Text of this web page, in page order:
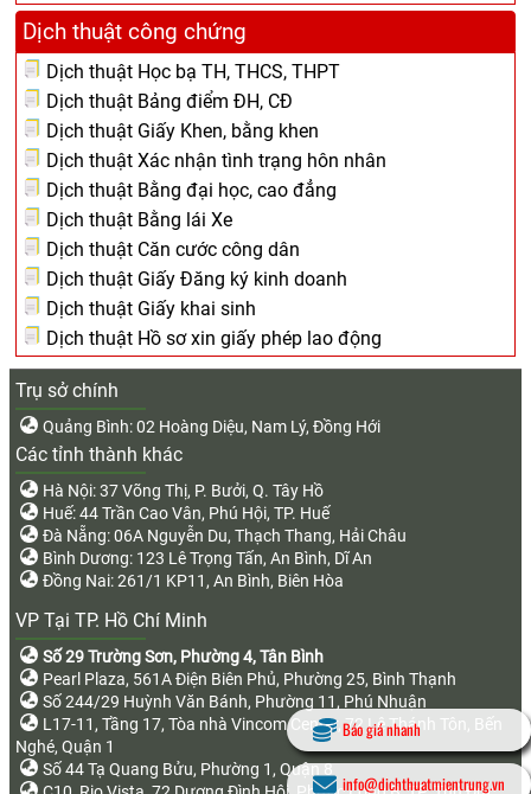
Dịch thuật công chứng
Dịch thuật Học bạ TH, THCS, THPT
Dịch thuật Bảng điểm ĐH, CĐ
Dịch thuật Giấy Khen, bằng khen
Dịch thuật Xác nhận tình trạng hôn nhân
Dịch thuật Bằng đại học, cao đẳng
Dịch thuật Bằng lái Xe
Dịch thuật Căn cước công dân
Dịch thuật Giấy Đăng ký kinh doanh
Dịch thuật Giấy khai sinh
Dịch thuật Hồ sơ xin giấy phép lao động
Trụ sở chính
Quảng Bình: 02 Hoàng Diệu, Nam Lý, Đồng Hới
Các tỉnh thành khác
Hà Nội: 37 Võng Thị, P. Bưởi, Q. Tây Hồ
Huế: 44 Trần Cao Vân, Phú Hội, TP. Huế
Đà Nẵng: 06A Nguyễn Du, Thạch Thang, Hải Châu
Bình Dương: 123 Lê Trọng Tấn, An Bình, Dĩ An
Đồng Nai: 261/1 KP11, An Bình, Biên Hòa
VP Tại TP. Hồ Chí Minh
Số 29 Trường Sơn, Phường 4, Tân Bình
Pearl Plaza, 561A Điện Biên Phủ, Phường 25, Bình Thạnh
Số 244/29 Huỳnh Văn Bánh, Phường 11, Phú Nhuận
L17-11, Tầng 17, Tòa nhà Vincom Center, 72 Lê Thánh Tôn, Bến
Nghé, Quận 1
Số 44 Tạ Quang Bửu, Phường 1, Quận 8
Báo giá nhanh
info@dichthuatmientrung.vn